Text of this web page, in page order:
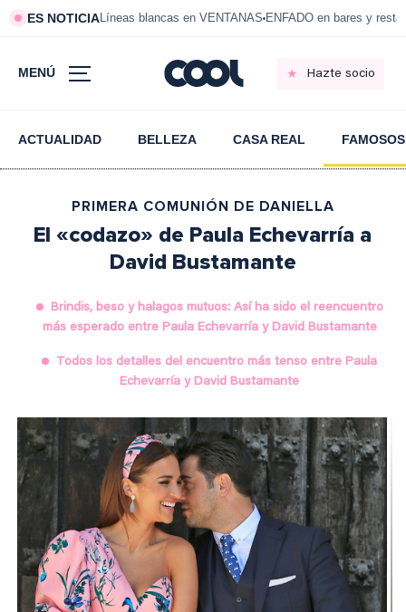
ES NOTICIALíneas blancas en VENTANAS ENFADO en bares y
MENÚ Hazte socio
ACTUALIDAD BELLEZA CASA REAL FAMOSOS
PRIMERA COMUNIÓN DE DANIELLA
El «codazo» de Paula Echevarría a
David Bustamante
Brindis, beso y halagos mutuos: Así ha sido el reencuentro
más esperado entre Paula Echevarría y David Bustamante
Todos los detalles del encuentro más tenso entre Paula
Echevarría y David Bustamante